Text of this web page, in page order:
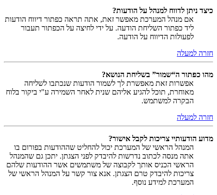
כיצד ניתן לדווח למנהל על הודעות?
אם מנהל המערכת מאפשר זאת, אתה תראה כפתור דיווח הודעות
ליד כפתור השליחת הודעה. על ידי לחיצה על הכפתור תעבור
לפעולות הדיווח על הודעה.
חזרה למעלה
מהו כפתור ה“שמור” בשליחת הנושא?
אפשרות זאת מאפשרת לך לשמור הודעות שנכתבו לשליחה
מאוחרת, תוכל להגיע אליהם שנית לאחר השמירה ע"י ביקור בלוח
הבקרה למשתמש.
חזרה למעלה
מדוע הודעותיי צריכות לקבל אישור?
המנהל הראשי של המערכת יכול להחליט שההודעות בפורום בו
אתה מנסה לכתוב נדרשות להיבדק לפני הצגתן. יתכן גם שהמנהל
הראשי הכניס אותך לקבוצה של משתמשים אשר ההודעות שלהם
צריכות להיבדק טרם הצגתן. אנא צור קשר על המנהל הראשי של
המערכת למידע נוסף.